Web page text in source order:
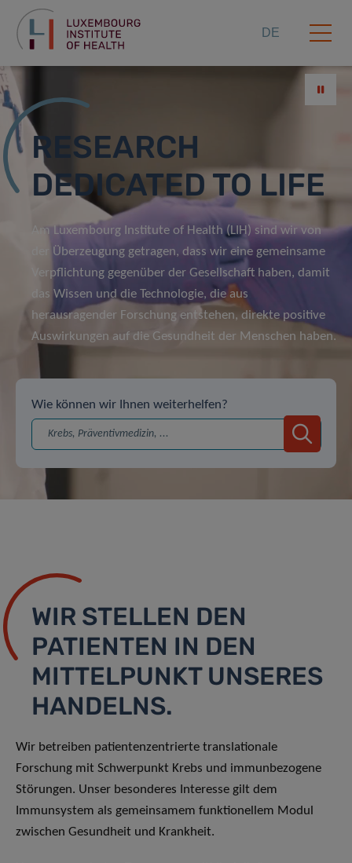
DE
RESEARCH
DEDICATED TO LIFE
Am Luxembourg Institute of Health (LIH) sind wir von
der Überzeugung getragen, dass wir eine gemeinsame
Verpflichtung gegenüber der Gesellschaft haben, damit
das Wissen und die Technologie, die aus
herausragender Forschung entstehen, direkte positive
Auswirkungen auf die Gesundheit der Menschen haben.
Wie können wir Ihnen weiterhelfen?
Suche
WIR STELLEN DEN
PATIENTEN IN DEN
MITTELPUNKT UNSERES
HANDELNS.
Wir betreiben patientenzentrierte translationale
Forschung mit Schwerpunkt Krebs und immunbezogene
Störungen. Unser besonderes Interesse gilt dem
Immunsystem als gemeinsamem funktionellem Modul
zwischen Gesundheit und Krankheit.